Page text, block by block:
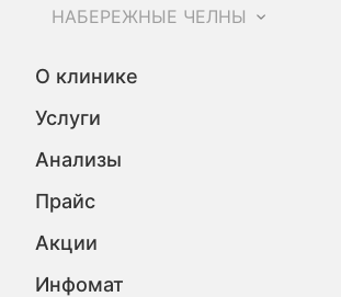
НАБЕРЕЖНЫЕ ЧЕЛНЫ
О клинике
Услуги
Анализы
Прайс
Акции
Инфомат